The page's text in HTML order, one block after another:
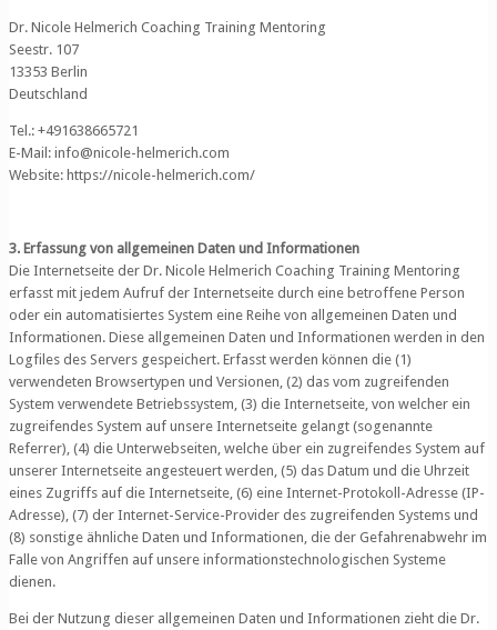
Dr. Nicole Helmerich Coaching Training Mentoring
Seestr. 107
13353 Berlin
Deutschland
Tel.: +491638665721
E-Mail: info@nicole-helmerich.com
Website: https://nicole-helmerich.com/
3. Erfassung von allgemeinen Daten und Informationen
Die Internetseite der Dr. Nicole Helmerich Coaching Training Mentoring
erfasst mit jedem Aufruf der Internetseite durch eine betroffene Person
oder ein automatisiertes System eine Reihe von allgemeinen Daten und
Informationen. Diese allgemeinen Daten und Informationen werden in den
Logfiles des Servers gespeichert. Erfasst werden können die (1)
verwendeten Browsertypen und Versionen, (2) das vom zugreifenden
System verwendete Betriebssystem, (3) die Internetseite, von welcher ein
zugreifendes System auf unsere Internetseite gelangt (sogenannte
Referrer), (4) die Unterwebseiten, welche über ein zugreifendes System auf
unserer Internetseite angesteuert werden, (5) das Datum und die Uhrzeit
eines Zugriffs auf die Internetseite, (6) eine Internet-Protokoll-Adresse (IP-
Adresse), (7) der Internet-Service-Provider des zugreifenden Systems und
(8) sonstige ähnliche Daten und Informationen, die der Gefahrenabwehr im
Falle von Angriffen auf unsere informationstechnologischen Systeme
dienen.
Bei der Nutzung dieser allgemeinen Daten und Informationen zieht die Dr.